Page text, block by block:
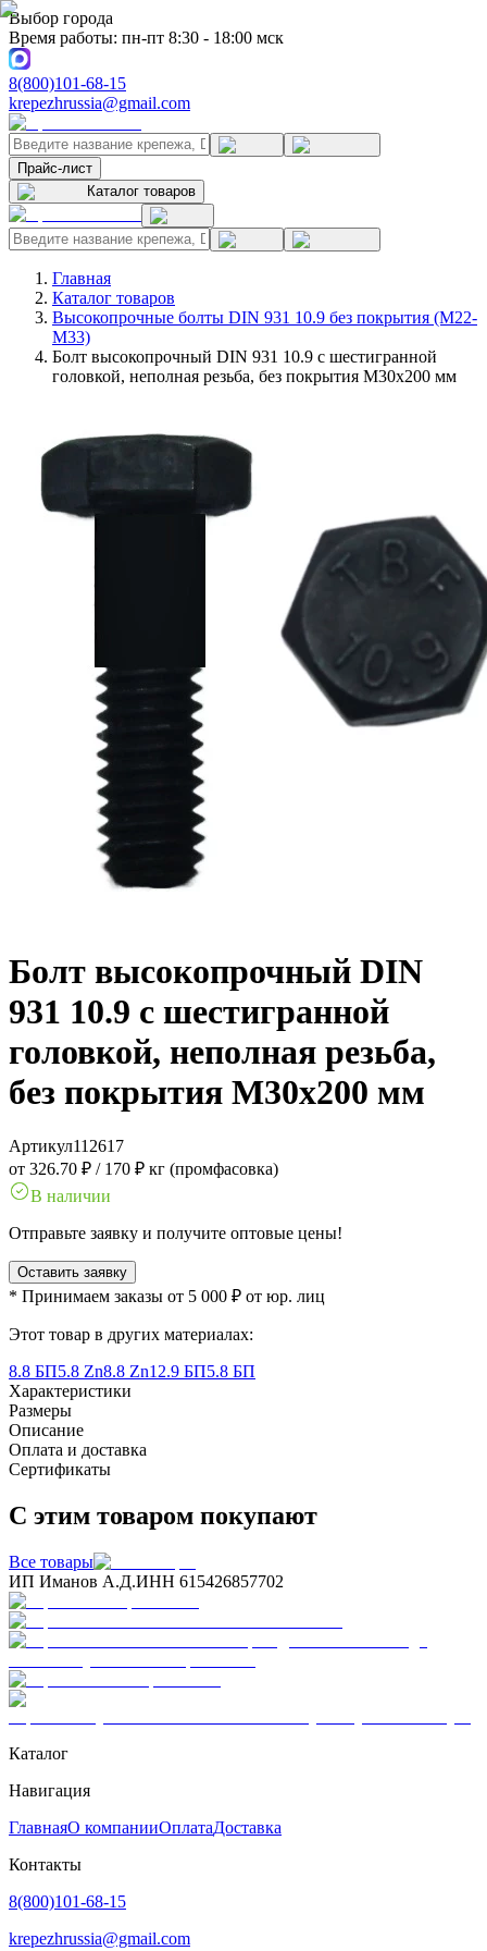
Выбор города
Время работы: пн-пт 8:30 - 18:00 мск
8(800)101-68-15
krepezhrussia@gmail.com
Прайс-лист
Каталог товаров
Главная
Каталог товаров
Высокопрочные болты DIN 931 10.9 без покрытия (M22-
M33)
Болт высокопрочный DIN 931 10.9 с шестигранной
головкой, неполная резьба, без покрытия M30x200 мм
Болт высокопрочный DIN
931 10.9 с шестигранной
головкой, неполная резьба,
без покрытия M30x200 мм
Артикул112617
от 326.70 ₽ / 170 ₽ кг (промфасовка)
В наличии
Отправьте заявку и получите оптовые цены!
Оставить заявку
* Принимаем заказы от 5 000 ₽ от юр. лиц
Этот товар в других материалах:
8.8 БП5.8 Zn8.8 Zn12.9 БП5.8 БП
Характеристики
Размеры
Описание
Оплата и доставка
Сертификаты
С этим товаром покупают
Все товары
ИП Иманов А.Д.ИНН 615426857702
Каталог
Навигация
ГлавнаяО компанииОплатаДоставка
Контакты
8(800)101-68-15
krepezhrussia@gmail.com